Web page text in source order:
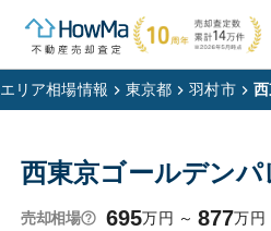
エリア相場情報 東京都 羽村市
西東京ゴールデンパ
売却相場 695万円 ～ 877万円